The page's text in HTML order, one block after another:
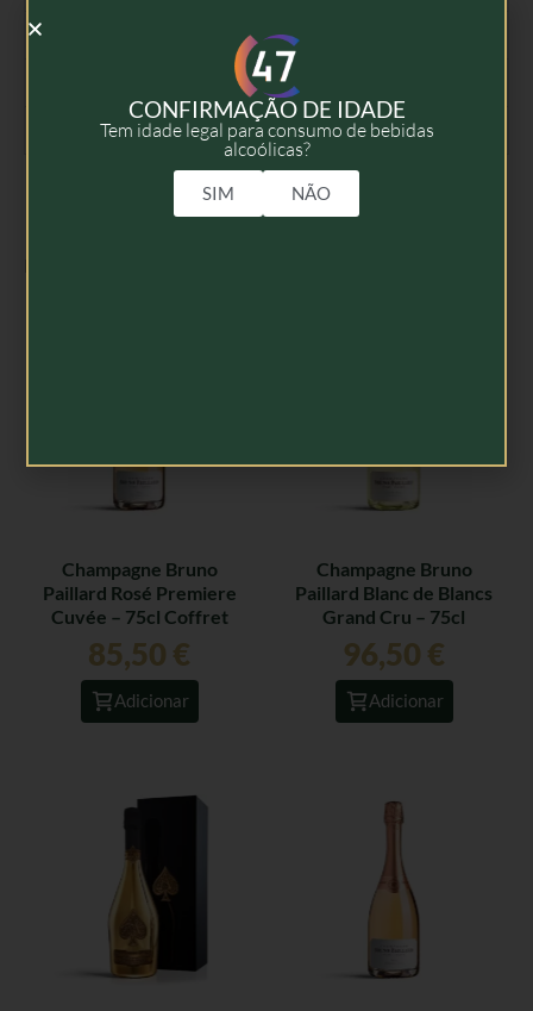
Tipo Champagne Brut
NV
1,5l, Magnum
Champagne Bruno
Paillard Rosé Premiere
Cuvée – 75cl Coffret
85,50 €
Adicionar
Champagne Bruno
Paillard Blanc de Blancs
Grand Cru – 75cl
96,50 €
Adicionar
CONFIRMAÇÃO DE IDADE
Tem idade legal para consumo de bebidas
alcoólicas?
SIM NÃO